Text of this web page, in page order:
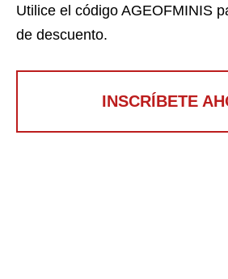
Utilice el código AGEOFMINIS
de descuento.
INSCRÍBETE